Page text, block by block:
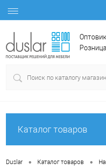
Каталог товаров
Duslar • Каталог товаров •